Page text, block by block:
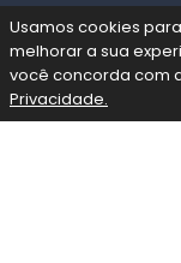
Bolões
Suporte
Fale com um
Seg. a Sáb.
Pagamento
Navegação Blog
Usamos cookies
melhorar a sua
você concorda com
Privacidade.